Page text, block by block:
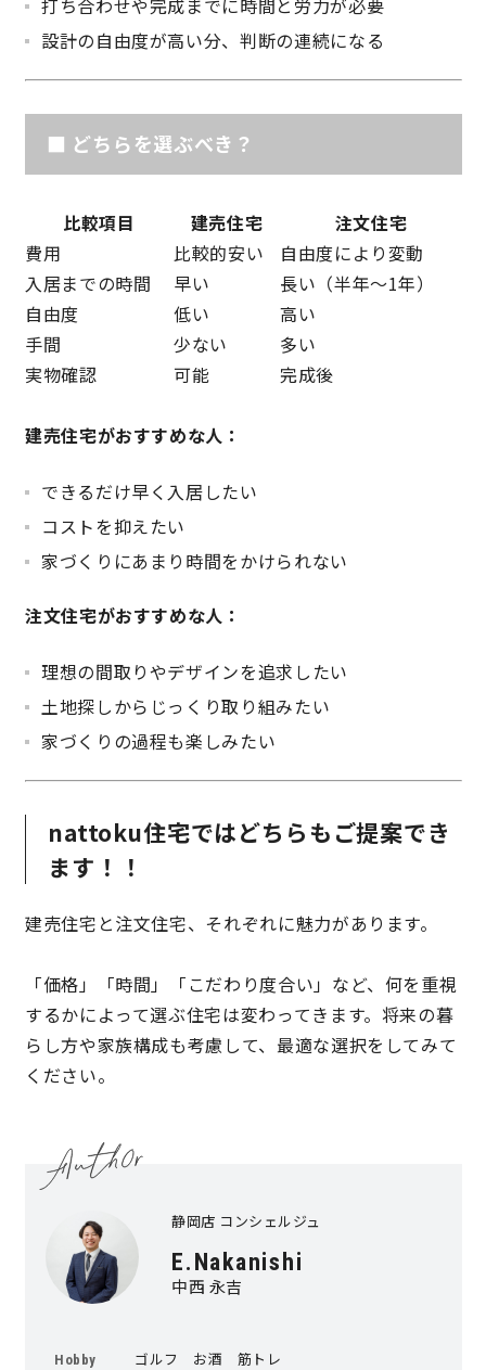
サイトマップ プライバシーポリシー
打ち合わせや完成までに時間と労力が必要
設計の自由度が高い分、判断の連続になる
■ どちらを選ぶべき？
比較項目 建売住宅
注文住宅
費用
比較的安い
自由度により変動
入居までの時間
早い
長い（半年〜1年）
自由度
低い
高い
手間
少ない
多い
実物確認
可能 完成後
建売住宅がおすすめな人：
できるだけ早く入居したい
コストを抑えたい
家づくりにあまり時間をかけられない
注文住宅がおすすめな人：
理想の間取りやデザインを追求したい
土地探しからじっくり取り組みたい
家づくりの過程も楽しみたい
nattoku住宅ではどちらもご提案でき
ます！！
建売住宅と注文住宅、それぞれに魅力があります。
「価格」「時間」「こだわり度合い」など、何を重視
するかによって選ぶ住宅は変わってきます。将来の暮
らし方や家族構成も考慮して、最適な選択をしてみて
ください。
静岡店 コンシェルジュ
E.Nakanishi
中西 永吉
Hobby ゴルフ お酒 筋トレ